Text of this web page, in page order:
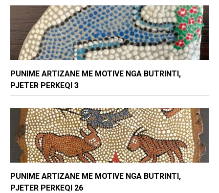
PUNIME ARTIZANE ME MOTIVE NGA BUTRINTI,
PJETER PERKEQI 3
PUNIME ARTIZANE ME MOTIVE NGA BUTRINTI,
PJETER PERKEQI 26